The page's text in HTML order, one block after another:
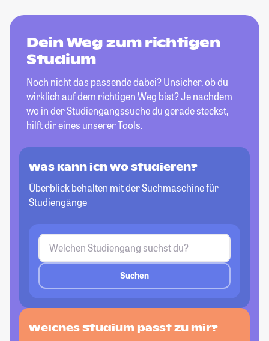
Dein Weg zum richtigen
Studium
Noch nicht das passende dabei? Unsicher, ob du
wirklich auf dem richtigen Weg bist? Je nachdem
wo in der Studiengangssuche du gerade steckst,
hilft dir eines unserer Tools.
Was kann ich wo studieren?
Überblick behalten mit der Suchmaschine für
Studiengänge
Suchen
Welches Studium passtzu mir?